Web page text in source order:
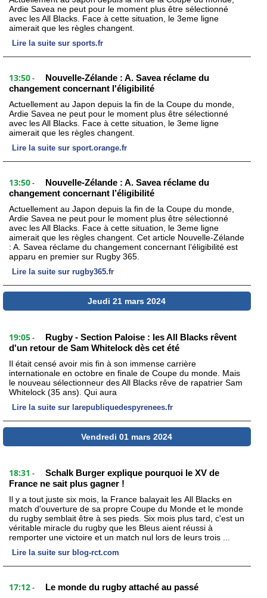
Ardie Savea ne peut pour le moment plus être sélectionné
avec les All Blacks. Face à cette situation, le 3eme ligne
aimerait que les règles changent.
Lire la suite sur sports.fr
13:50 -
Nouvelle-Zélande : A. Savea réclame du
changement concernant l'éligibilité
Actuellement au Japon depuis la fin de la Coupe du monde,
Ardie Savea ne peut pour le moment plus être sélectionné
avec les All Blacks. Face à cette situation, le 3eme ligne
aimerait que les règles changent.
Lire la suite sur sport.orange.fr
13:50 -
Nouvelle-Zélande : A. Savea réclame du
changement concernant l’éligibilité
Actuellement au Japon depuis la fin de la Coupe du monde,
Ardie Savea ne peut pour le moment plus être sélectionné
avec les All Blacks. Face à cette situation, le 3eme ligne
aimerait que les règles changent. Cet article Nouvelle-Zélande
: A. Savea réclame du changement concernant l’éligibilité est
apparu en premier sur Rugby 365.
Lire la suite sur rugby365.fr
Jeudi 21 mars 2024
19:05 -
Rugby - Section Paloise : les All Blacks rêvent
d'un retour de Sam Whitelock dès cet été
Il était censé avoir mis fin à son immense carrière
internationale en octobre en finale de Coupe du monde. Mais
le nouveau sélectionneur des All Blacks rêve de rapatrier Sam
Whitelock (35 ans). Qui aura
Lire la suite sur larepubliquedespyrenees.fr
Vendredi 01 mars 2024
18:31 -
Schalk Burger explique pourquoi le XV de
France ne sait plus gagner !
Il y a tout juste six mois, la France balayait les All Blacks en
match d'ouverture de sa propre Coupe du Monde et le monde
du rugby semblait être à ses pieds. Six mois plus tard, c'est un
véritable miracle du rugby que les Bleus aient réussi à
remporter une victoire et un match nul lors de leurs trois ...
Lire la suite sur blog-rct.com
17:12 - Le monde du rugby attaché au passé